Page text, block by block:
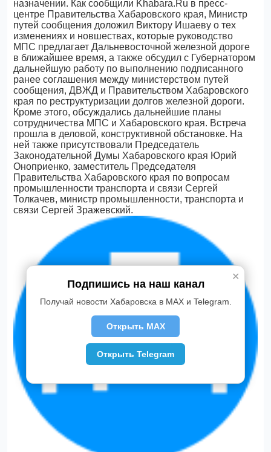
назначении. Как сообщили Khabara.Ru в пресс-
центре Правительства Хабаровского края, Министр
путей сообщения доложил Виктору Ишаеву о тех
изменениях и новшествах, которые руководство
МПС предлагает Дальневосточной железной дороге
в ближайшее время, а также обсудил с Губернатором
дальнейшую работу по выполнению подписанного
ранее соглашения между министерством путей
сообщения, ДВЖД и Правительством Хабаровского
края по реструктуризации долгов железной дороги.
Кроме этого, обсуждались дальнейшие планы
сотрудничества МПС и Хабаровского края. Встреча
прошла в деловой, конструктивной обстановке. На
ней также присутствовали Председатель
Законодательной Думы Хабаровского края Юрий
Оноприенко, заместитель Председателя
Правительства Хабаровского края по вопросам
промышленности транспорта и связи Сергей
Толкачев, министр промышленности, транспорта и
связи Сергей Зражевский.
✕
Подпишись на наш канал
Получай новости Хабаровска в MAX и Telegram.
Открыть MAX
Открыть Telegram